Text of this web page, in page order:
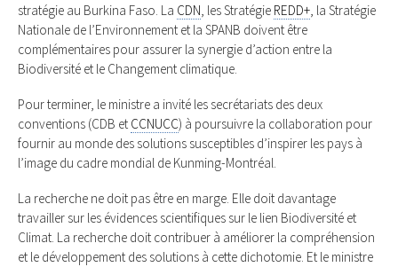
stratégie au Burkina Faso. La CDN , les Stratégie REDD+ , la Stratégie
Nationale de l’Environnement et la SPANB doivent être
complémentaires pour assurer la synergie d’action entre la
Biodiversité et le Changement climatique.
Pour terminer, le ministre a invité les secrétariats des deux
conventions (CDB et CCNUCC) à poursuivre la collaboration pour
fournir au monde des solutions susceptibles d’inspirer les pays à
l’image du cadre mondial de Kunming-Montréal.
La recherche ne doit pas être en marge. Elle doit davantage
travailler sur les évidences scientifiques sur le lien Biodiversité et
Climat. La recherche doit contribuer à améliorer la compréhension
et le développement des solutions à cette dichotomie. Et le ministre